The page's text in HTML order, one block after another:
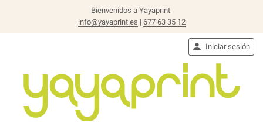
Bienvenidos a Yayaprint
info@yayaprint.es | 677 63 35 12
 Iniciar sesión